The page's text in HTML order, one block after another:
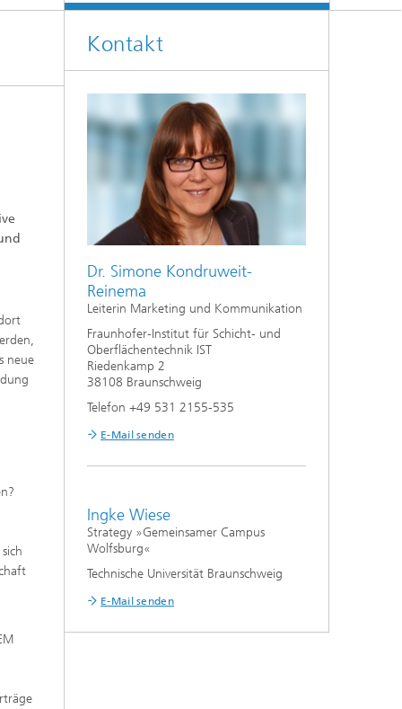
neue
Kontakt
Dr. Simone Kondruweit-
Reinema
Leiterin Marketing und Kommunikation
Fraunhofer-Institut für Schicht- und
Oberflächentechnik IST
Riedenkamp 2
38108 Braunschweig
Telefon +49 531 2155-535
E-Mail senden
Ingke Wiese
Strategy »Gemeinsamer Campus
Wolfsburg«
Technische Universität Braunschweig
E-Mail senden